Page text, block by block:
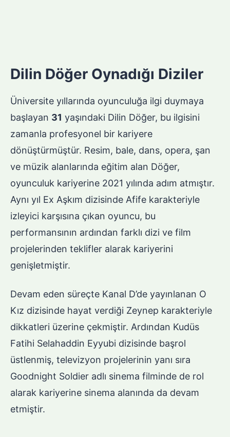
Dilin Döğer Oynadığı Diziler
Üniversite yıllarında oyunculuğa ilgi duymaya
başlayan 31 yaşındaki Dilin Döğer, bu ilgisini
zamanla profesyonel bir kariyere
dönüştürmüştür. Resim, bale, dans, opera, şan
ve müzik alanlarında eğitim alan Döğer,
oyunculuk kariyerine 2021 yılında adım atmıştır.
Aynı yıl Ex Aşkım dizisinde Afife karakteriyle
izleyici karşısına çıkan oyuncu, bu
performansının ardından farklı dizi ve film
projelerinden teklifler alarak kariyerini
genişletmiştir.
Devam eden süreçte Kanal D’de yayınlanan O
Kız dizisinde hayat verdiği Zeynep karakteriyle
dikkatleri üzerine çekmiştir. Ardından Kudüs
Fatihi Selahaddin Eyyubi dizisinde başrol
üstlenmiş, televizyon projelerinin yanı sıra
Goodnight Soldier adlı sinema filminde de rol
alarak kariyerine sinema alanında da devam
etmiştir.